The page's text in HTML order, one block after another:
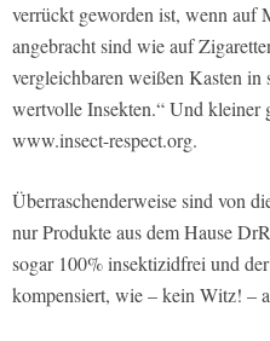
verrückt geworden ist, wenn auf
angebracht sind wie auf
vergleichbaren weißen Kasten in
wertvolle Insekten.“ Und kleiner
www.insect-respect.org.
Überraschenderweise sind von
nur Produkte aus dem Hause
sogar 100% insektizidfrei und
kompensiert, wie – kein Witz! –